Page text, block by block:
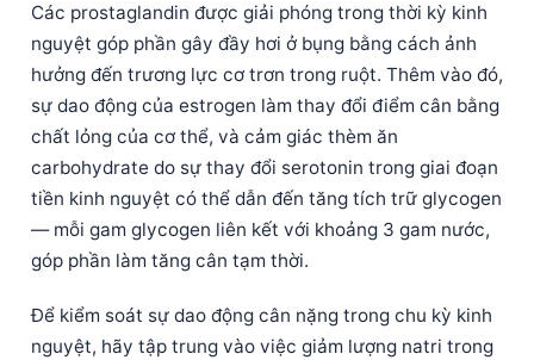
Các prostaglandin được giải phóng trong thời kỳ kinh
nguyệt góp phần gây đầy hơi ở bụng bằng cách ảnh
hưởng đến trương lực cơ trơn trong ruột. Thêm vào đó,
sự dao động của estrogen làm thay đổi điểm cân bằng
chất lỏng của cơ thể, và cảm giác thèm ăn
carbohydrate do sự thay đổi serotonin trong giai đoạn
tiền kinh nguyệt có thể dẫn đến tăng tích trữ glycogen
— mỗi gam glycogen liên kết với khoảng 3 gam nước,
góp phần làm tăng cân tạm thời.
Để kiểm soát sự dao động cân nặng trong chu kỳ kinh
nguyệt, hãy tập trung vào việc giảm lượng natri trong
ქართული
Lietuvių kalba
한국어
Slovenščina
Magyar
Shqip
বাংলা